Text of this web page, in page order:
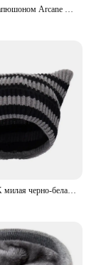
Толстовка с капюшоном Arcane Season 2, пуловер в стиле Харадзюку, топы, толстовка, подарок для фанатов, удобные теплые топы, толстовка, женская одежда
Японская Y2K милая черно-белая полосатая шерстяная шапка с кошачьими ушками, женская осенне-зимняя теплая вязаная шапка-бини с маленьким дьяволом